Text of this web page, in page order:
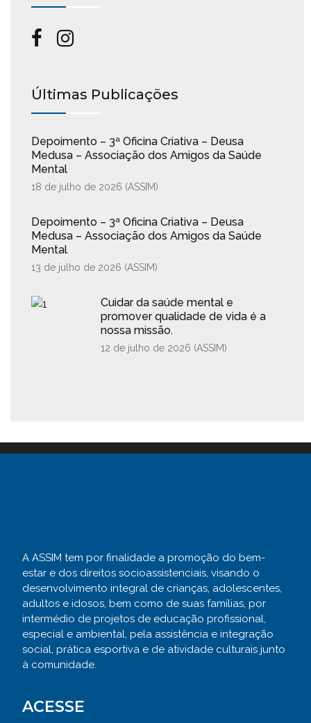
Últimas Publicações
Depoimento – 3ª Oficina Criativa – Deusa
Medusa – Associação dos Amigos da Saúde
Mental
18 de julho de 2026 (ASSIM)
Depoimento – 3ª Oficina Criativa – Deusa
Medusa – Associação dos Amigos da Saúde
Mental
13 de julho de 2026 (ASSIM)
Cuidar da saúde mental e
promover qualidade de vida é a
nossa missão.
12 de julho de 2026 (ASSIM)
A ASSIM tem por finalidade a promoção do bem-
estar e dos direitos socioassistenciais, visando o
desenvolvimento integral de crianças, adolescentes,
adultos e idosos, bem como de suas famílias, por
intermédio de projetos de educação profissional,
especial e ambiental, pela assistência e integração
social, prática esportiva e de atividade culturais junto
à comunidade.
ACESSE